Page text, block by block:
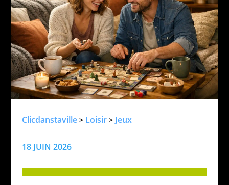
Clicdanstaville> Loisir> Jeux
18 JUIN 2026